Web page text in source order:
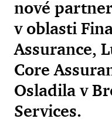
nové
v oblasti
Assurance,
Core
Osladila v
Services.